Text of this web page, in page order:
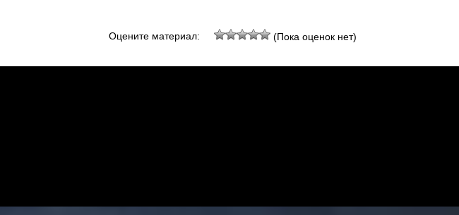
Оцените материал: (Пока оценок нет)